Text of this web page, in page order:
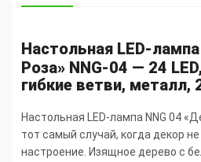
Настольная LED-
Роза» NNG-04 — 24
гибкие ветви, металл,
Настольная LED-лампа NNG 04
тот самый случай, когда декор
настроение. Изящное дерево с